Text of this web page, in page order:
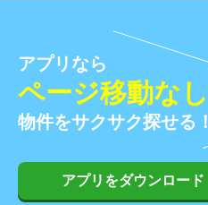
アプリなら
ページ移動なし
物件をサクサク探せる！
アプリをダウンロード